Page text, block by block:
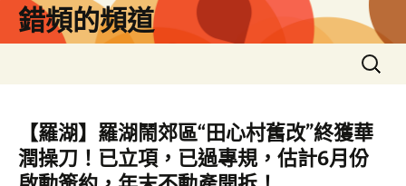
錯頻的頻道
搜
尋
鍵
字:
【羅湖】羅湖鬧郊區“田心村舊改”終獲華
潤操刀！已立項，已過專規，估計6月份